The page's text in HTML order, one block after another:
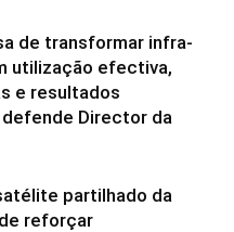
de transformar infra-
utilização efectiva,
e resultados
Director da
partilhado da
reforçar